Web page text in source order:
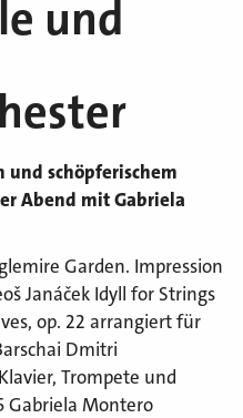
und
und schöpferischem
Abend mit Gabriela
Garden. Impression
Janáček Idyll for Strings
op. 22 arrangiert für
Dmitri
Trompete und
Gabriela Montero